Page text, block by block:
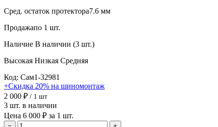
Сред. остаток протектора7.6 мм
Продажапо 1 шт.
Наличие В наличии (3 шт.)
Высокая Низкая Средняя
Код: Сам1-32981
+Скидка 20% на шиномонтаж
2 000 ₽ / 1 шт
3 шт. в наличии
Цена 6 000 ₽ за 1 шт.